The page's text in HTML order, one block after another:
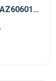
Ager OT-BAZ606010-A-B2 10cm 600x600 Outdoor Baza